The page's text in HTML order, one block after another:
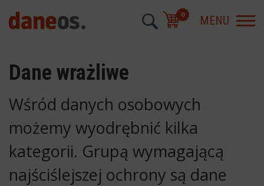
MENU
0
Dane wrażliwe
Wśród danych osobowych
możemy wyodrębnić kilka
kategorii. Grupą wymagającą
najściślejszej ochrony są dane